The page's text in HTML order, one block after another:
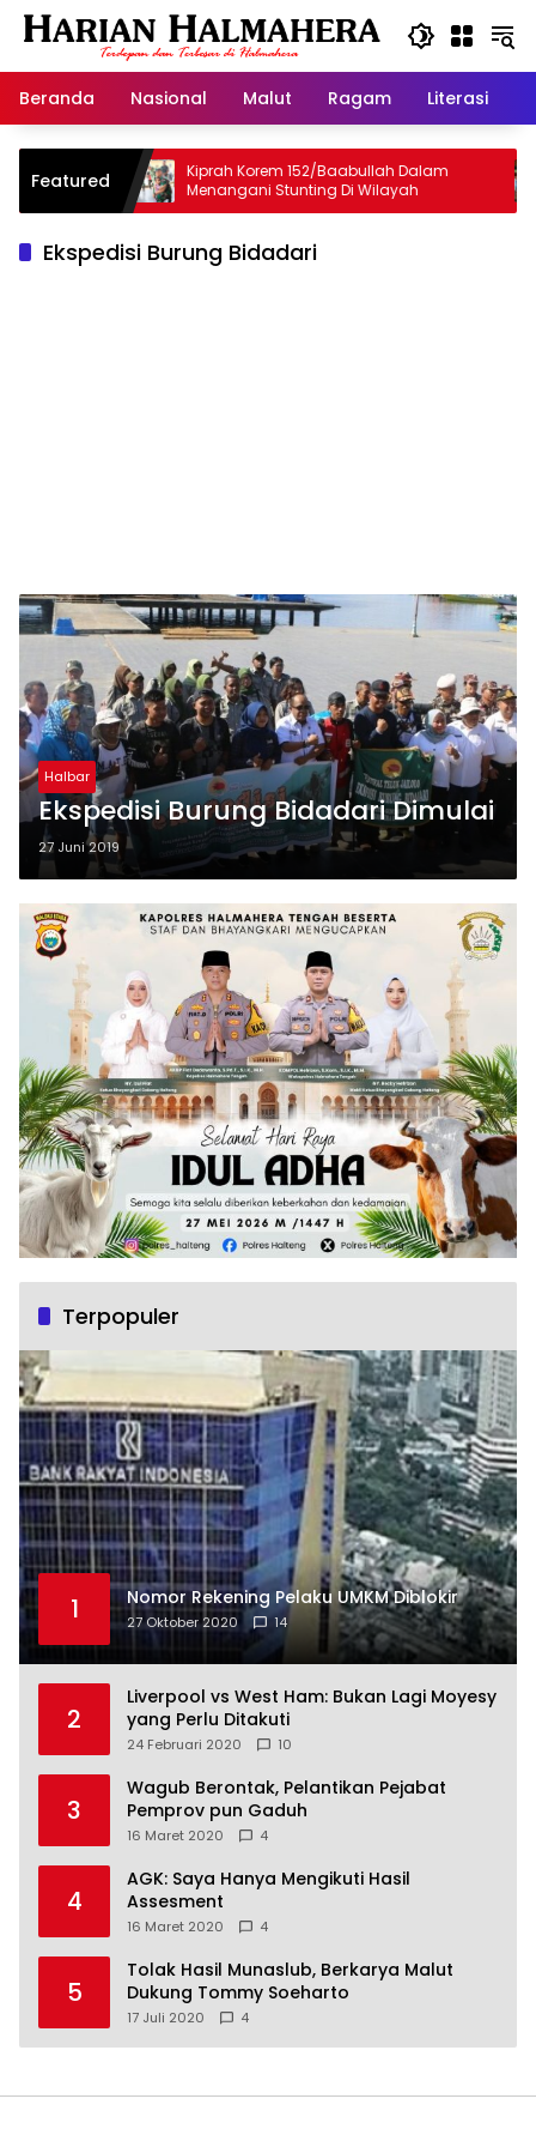
Langsung
Beranda
Nasional Malut Ragam Literasi
Featured
Kiprah Korem 152/Baabullah Dalam
Menangani Stunting Di Wilayah
Ekspedisi Burung Bidadari
Halbar
Ekspedisi Burung Bidadari Dimulai
27 Juni 2019
Terpopuler
1 Nomor Rekening Pelaku UMKM Diblokir
27 Oktober 2020 14
2
Liverpool vs West Ham: Bukan Lagi Moyesy
yang Perlu Ditakuti
24 Februari 2020 10
3
Wagub Berontak, Pelantikan Pejabat
Pemprov pun Gaduh
16 Maret 2020 4
4
AGK: Saya Hanya Mengikuti Hasil
Assesment
16 Maret 2020 4
5
Tolak Hasil Munaslub, Berkarya Malut
Dukung Tommy Soeharto
17 Juli 2020 4